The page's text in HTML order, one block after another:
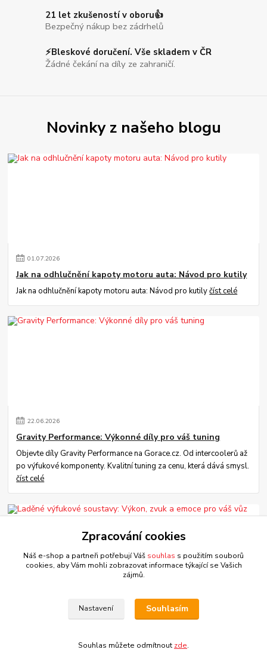
21 let zkušeností v oboru👍
Bezpečný nákup bez zádrhelů
⚡Bleskové doručení. Vše skladem v ČR
Žádné čekání na díly ze zahraničí.
Novinky z našeho blogu
01.07.2026
Jak na odhlučnění kapoty motoru auta: Návod pro kutily
Jak na odhlučnění kapoty motoru auta: Návod pro kutilyčíst celé
22.06.2026
Gravity Performance: Výkonné díly pro váš tuning
Objevte díly Gravity Performance na Gorace.cz. Od intercoolerů až
po výfukové komponenty. Kvalitní tuning za cenu, která dává smysl.
číst celé
Zlepšete dýchání svého motoru a získejte nezaměnitelný zvuk.
Zpracování cookies
Náš e-shop a partneři potřebují Váš souhlas s použitím souborů
cookies, aby Vám mohli zobrazovat informace týkající se Vašich
zájmů.
Nastavení Souhlasím
Souhlas můžete odmítnout zde.